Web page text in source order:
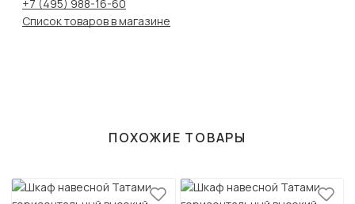
+7 (495) 988-16-60
Список товаров в магазине
ПОХОЖИЕ ТОВАРЫ